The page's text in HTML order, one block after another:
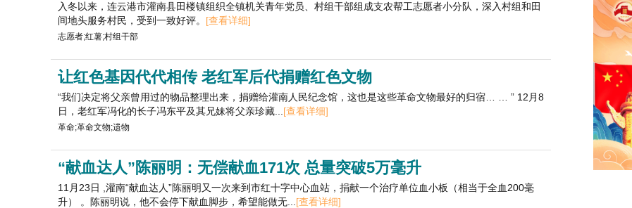
入冬以来，连云港市灌南县田楼镇组织全镇机关青年党员、村组干部组成支农帮工志愿者小分队，深入村组和田
间地头服务村民，受到一致好评。 [查看详细]
志愿者;红薯;村组干部
让红色基因代代相传 老红军后代捐赠红色文物
“我们决定将父亲曾用过的物品整理出来，捐赠给灌南人民纪念馆，这也是这些革命文物最好的归宿… … ” 12月8
日，老红军冯化的长子冯东平及其兄妹将父亲珍藏... [查看详细]
革命;革命文物;遗物
“献血达人”陈丽明：无偿献血171次 总量突破5万毫升
11月23日 ,灌南“献血达人”陈丽明又一次来到市红十字中心血站，捐献一个治疗单位血小板（相当于全血200毫
升） 。陈丽明说，他不会停下献血脚步，希望能做无... [查看详细]